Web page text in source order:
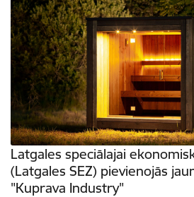
Latgales speciālajai
(Latgales SEZ) pievienojās
"Kuprava Industry"